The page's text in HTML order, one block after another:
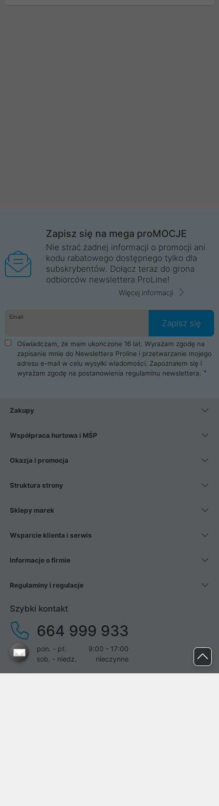
Zapisz się na mega proMOCJE
Nie strać żadnej informacji o promocji ani
kodu rabatowego dostępnego tylko dla
subskrybentów. Dołącz teraz do grona
odbiorców newslettera ProLine!
Więcej informacji
Email
Zapisz się
Oświadczam, że mam ukończone 16 lat. Wyrażam zgodę na
zapisanie mnie do Newslettera Proline i przetwarzanie mojego
adresu e-mail w celu wysyłki wiadomości. Zapoznałem się i
wyrażam zgodę na postanowienia regulaminu newslettera.
Zakupy
Współpraca hurtowa i MŚP
Okazja i promocja
Struktura strony
Sklepy marek
Wsparcie klienta i serwis
Informacje o firmie
Regulaminy i regulacje
Szybki kontakt
664 999 933
pon. - pt.
9:00 - 17:00
sob. - niedz.
nieczynne